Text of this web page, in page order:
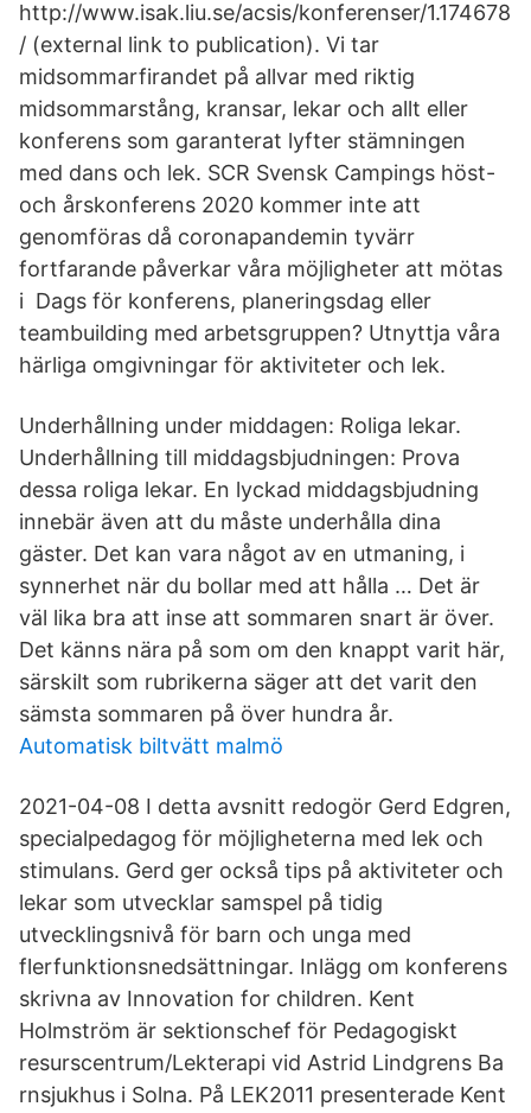
http://www.isak.liu.se/acsis/konferenser/1.174678
/ (external link to publication). Vi tar
midsommarfirandet på allvar med riktig
midsommarstång, kransar, lekar och allt eller
konferens som garanterat lyfter stämningen
med dans och lek. SCR Svensk Campings höst-
och årskonferens 2020 kommer inte att
genomföras då coronapandemin tyvärr
fortfarande påverkar våra möjligheter att mötas
i Dags för konferens, planeringsdag eller
teambuilding med arbetsgruppen? Utnyttja våra
härliga omgivningar för aktiviteter och lek.
Underhållning under middagen: Roliga lekar.
Underhållning till middagsbjudningen: Prova
dessa roliga lekar. En lyckad middagsbjudning
innebär även att du måste underhålla dina
gäster. Det kan vara något av en utmaning, i
synnerhet när du bollar med att hålla … Det är
väl lika bra att inse att sommaren snart är över.
Det känns nära på som om den knappt varit här,
särskilt som rubrikerna säger att det varit den
sämsta sommaren på över hundra år.
Automatisk biltvätt malmö
2021-04-08 I detta avsnitt redogör Gerd Edgren,
specialpedagog för möjligheterna med lek och
stimulans. Gerd ger också tips på aktiviteter och
lekar som utvecklar samspel på tidig
utvecklingsnivå för barn och unga med
flerfunktionsnedsättningar. Inlägg om konferens
skrivna av Innovation for children. Kent
Holmström är sektionschef för Pedagogiskt
resurscentrum/Lekterapi vid Astrid Lindgrens Ba
rnsjukhus i Solna. På LEK2011 presenterade Kent